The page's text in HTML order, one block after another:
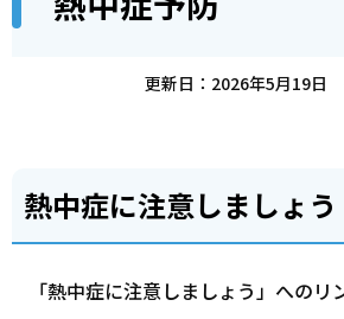
先
こ
更新日：2026年5月19日
熱中症に注意しましょう
「熱中症に注意しましょう」へのリ